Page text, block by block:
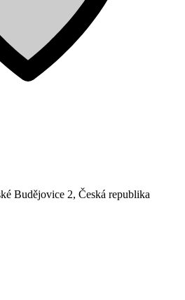
Budějovice 2, Česká republika